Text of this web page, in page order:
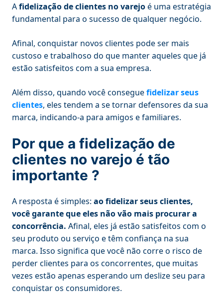
Afidelização de clientes no varejoé uma estratégia
fundamental para o sucesso de qualquer negócio.
Afinal, conquistar novos clientes pode ser mais
custoso e trabalhoso do que manter aqueles que já
estão satisfeitos com a sua empresa.
Além disso, quando você conseguefidelizar seus
clientes, eles tendem a se tornar defensores da sua
marca, indicando-a para amigos e familiares.
Por que a fidelização de
clientes no varejo é tão
importante ?
A resposta é simples: ao fidelizar seus clientes,
você garante que eles não vão mais procurar a
concorrência. Afinal, eles já estão satisfeitos com o
seu produto ou serviço e têm confiança na sua
marca. Isso significa que você não corre o risco de
perder clientes para os concorrentes, que muitas
vezes estão apenas esperando um deslize seu para
conquistar os consumidores.